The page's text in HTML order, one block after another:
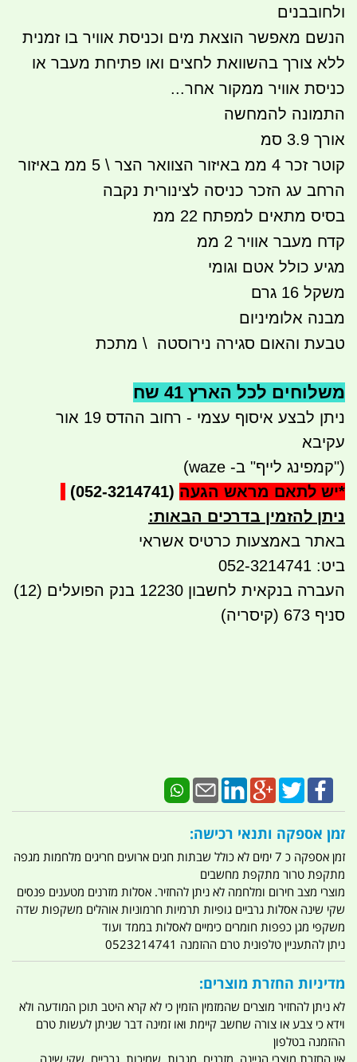
ולחובבנים
הנשם מאפשר הוצאת מים וכניסת אוויר בו זמנית
ללא צורך בהשוואת לחצים ואו פתיחת מעבר או
כניסת אוויר ממקור אחר...
התמונה להמחשה
אורך 3.9 סמ
קוטר זכר 4 ממ באיזור הצוואר הצר \ 5 ממ באיזור
הרחב עג הזכר כניסה לצינורית נקבה
בסיס מתאים למפתח 22 ממ
קדח מעבר אוויר 2 ממ
מגיע כולל אטם וגומי
משקל 16 גרם
מבנה אלומיניום
טבעת והאום סגירה נירוסטה \ מתכת
משלוחים לכל הארץ 41 שח
ניתן לבצע איסוף עצמי - רחוב ההדס 19 אור
עקיבא
("קמפינג לייף" ב- waze)
*יש לתאם מראש הגעה (052-3214741)
ניתן להזמין בדרכים הבאות:
באתר באמצעות כרטיס אשראי
ביט: 052-3214741
העברה בנקאית לחשבון 12230 בנק הפועלים (12)
סניף 673 (קיסריה)
זמן אספקה ותנאי רכישה:
זמן אספקה כ 7 ימים לא כולל שבתות חגים ארועים חריגים מלחמות מגפה
מתקפת טרור מתקפת מחשבים
מוצרי מצב חירום ומלחמה לא ניתן להחזיר. אסלות מזרנים מטענים פנסים
שקי שינה אסלות גרביים גופיות תרמיות חרמוניות אוהלים משקפות שדה
משקפי מגן כפפות חומרים כימיים לאסלות בממד ועוד
ניתן להתעניין טלפונית טרם ההזמנה 0523214741
מדיניות החזרת מוצרים:
לא ניתן להחזיר מוצרים שהמזמין הזמין כי לא קרא היטב תוכן המודעה ולא
וידא כי צבע או צורה שחשב קיימת ואו זמינה דבר שניתן לעשות טרם
ההזמנה בטלפון
אין החזרת מוצרי הגיינה. מזרנים. מגבות. שמיכות. גרביים. שקי שינה .